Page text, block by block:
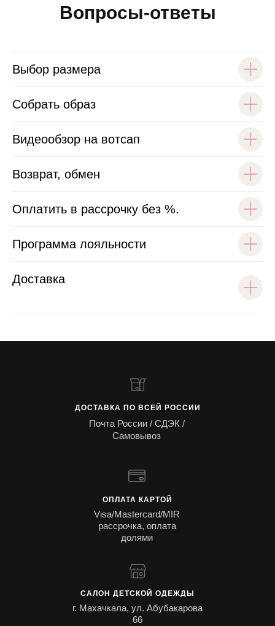
Вопросы-ответы
Выбор размера
Собрать образ
Видеообзор на вотсап
Возврат, обмен
Оплатить в рассрочку без %.
Программа лояльности
Доставка
ОПЛАТА КАРТОЙ
Visa/Mastercard/MIR
рассрочка, оплата
долями
ДОСТАВКА ПО ВСЕЙ РОССИИ
Почта России / СДЭК /
Самовывоз
САЛОН ДЕТСКОЙ ОДЕЖДЫ
г. Махачкала, ул. Абубакарова
66